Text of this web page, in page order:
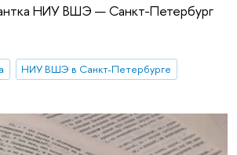
НИУ ВШЭ — Санкт-Петербург
НИУ ВШЭ в Санкт-Петербурге